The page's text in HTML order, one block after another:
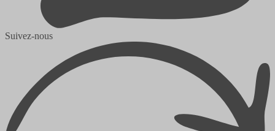
Suivez-nous